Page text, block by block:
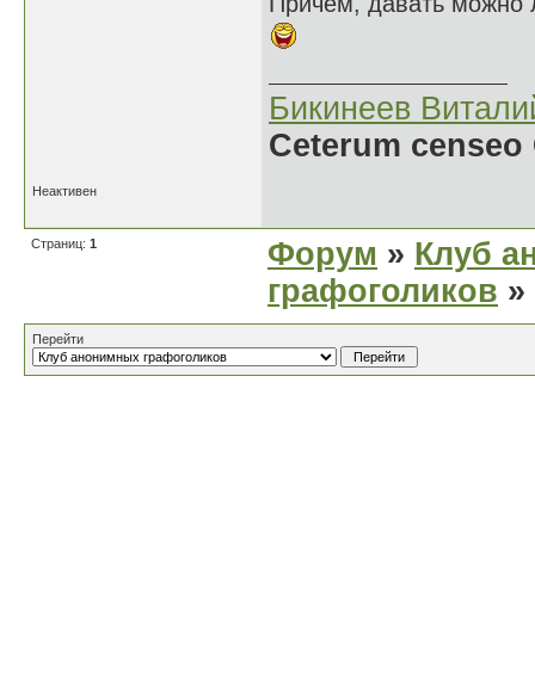
Бикинеев
Ceterum
Неактивен
Страниц: 1 Форум » Клуб
графоголиков
Перейти